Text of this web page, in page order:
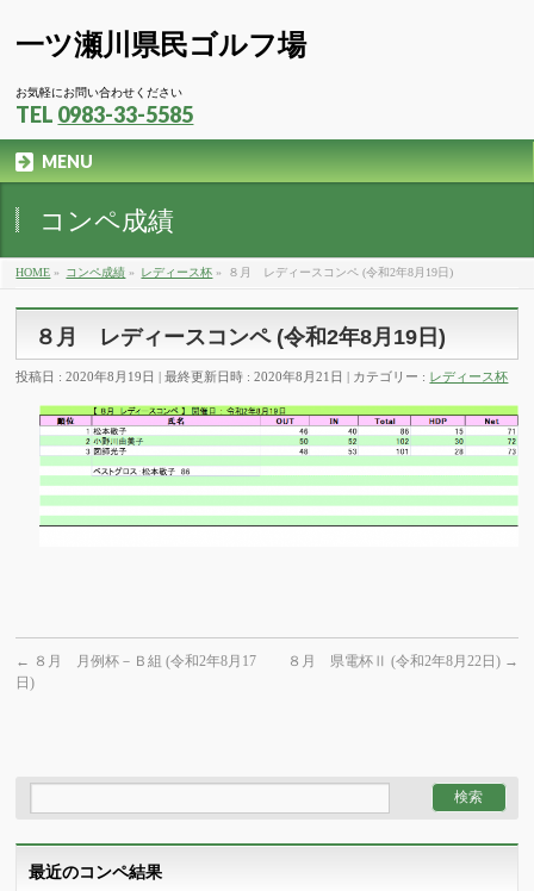
一ツ瀬川県民ゴルフ場
お気軽にお問い合わせください
TEL 0983-33-5585
MENU
コンペ成績
HOME » コンペ成績 » レディース杯 » ８月 レディースコンペ (令和2年8月19日)
８月 レディースコンペ (令和2年8月19日)
投稿日 : 2020年8月19日 最終更新日時 : 2020年8月21日 カテゴリー : レディース杯
← ８月 月例杯－Ｂ組 (令和2年8月17
日)
８月 県電杯Ⅱ (令和2年8月22日) →
最近のコンペ結果